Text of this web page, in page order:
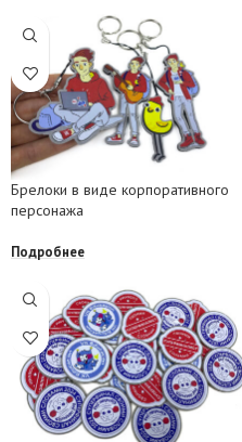
Брелоки в виде корпоративного
персонажа
Подробнее